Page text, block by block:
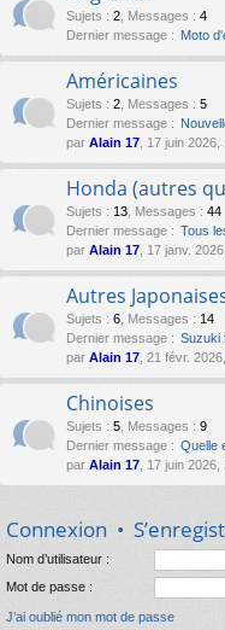
Sujets : 2 Messages : 4
Dernier message : Moto
Américaines
Sujets : 2 Messages : 5
Dernier message :
par Alain 17 , 17 juin
Honda (autres
Sujets : 13 Messages : 44
Dernier message : Tous
par Alain 17 , 17 janv.
Autres
Sujets : 6 Messages : 14
Dernier message : Suzuki
par Alain 17 , 21 févr.
Chinoises
Sujets : 5 Messages : 9
Dernier message : Quelle
par Alain 17 , 17 juin
Connexion •
Nom d’utilisateur :
Mot de passe :
J’ai oublié mon mot de passe